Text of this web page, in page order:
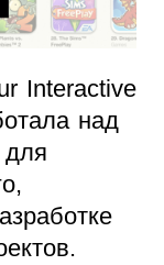
Interactive
над